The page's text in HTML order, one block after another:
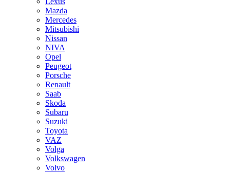
Mazda
Mercedes
Mitsubishi
Nissan
NIVA
Opel
Peugeot
Porsche
Renault
Saab
Skoda
Subaru
Suzuki
Toyota
VAZ
Volga
Volkswagen
Volvo